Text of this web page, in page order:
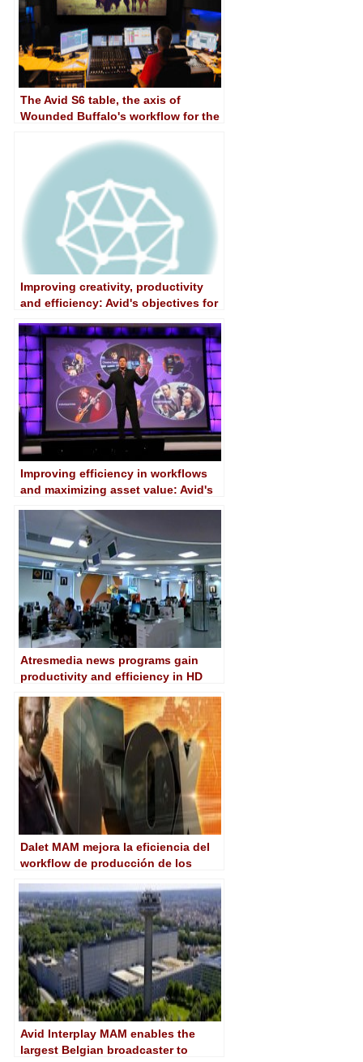
The Avid S6 table, the axis of
Wounded Buffalo's workflow for the
Improving creativity, productivity
and efficiency: Avid's objectives for
Improving efficiency in workflows
and maximizing asset value: Avid's
Atresmedia news programs gain
productivity and efficiency in HD
Dalet MAM mejora la eficiencia del
workflow de producción de los
Unido
Avid Interplay MAM enables the
largest Belgian broadcaster to